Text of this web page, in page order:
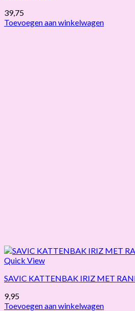
39,75
Toevoegen aan winkelwagen
Quick View
SAVIC KATTENBAK IRIZ MET
9,95
Toevoegen aan winkelwagen